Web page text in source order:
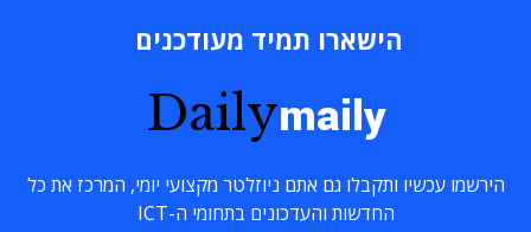
הישארו תמיד מעודכנים
Dailymaily
הירשמו עכשיו ותקבלו גם אתם ניוזלטר מקצועי יומי, המרכז את כל
החדשות והעדכונים בתחומי ה-ICT